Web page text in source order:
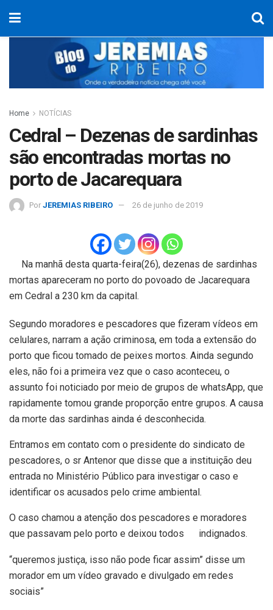
Home NOTÍCIAS
Cedral – Dezenas de sardinhas
são encontradas mortas no
porto de Jacarequara
Por JEREMIAS RIBEIRO 26 de junho de 2019
Na manhã desta quarta-feira(26), dezenas de sardinhas
mortas apareceram no porto do povoado de Jacarequara
em Cedral a 230 km da capital.
Segundo moradores e pescadores que fizeram vídeos em
celulares, narram a ação criminosa, em toda a extensão do
porto que ficou tomado de peixes mortos. Ainda segundo
eles, não foi a primeira vez que o caso aconteceu, o
assunto foi noticiado por meio de grupos de whatsApp, que
rapidamente tomou grande proporção entre grupos. A causa
da morte das sardinhas ainda é desconhecida.
Entramos em contato com o presidente do sindicato de
pescadores, o sr Antenor que disse que a instituição deu
entrada no Ministério Público para investigar o caso e
identificar os acusados pelo crime ambiental.
O caso chamou a atenção dos pescadores e moradores
que passavam pelo porto e deixou todos
indignados.
“queremos justiça, isso não pode ficar assim” disse um
morador em um vídeo gravado e divulgado em redes
sociais”